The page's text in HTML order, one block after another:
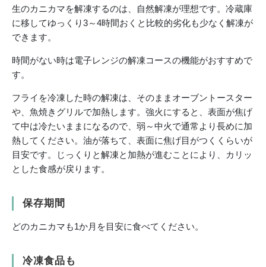
生のカニカマを解凍するのは、自然解凍が理想です。冷蔵庫
に移してゆっくり3～4時間おくと比較的劣化も少なく解凍が
できます。
時間がない時は電子レンジの解凍コースの機能がおすすめで
す。
フライを冷凍した時の解凍は、そのままオーブントースター
や、魚焼きグリルで加熱します。強火にすると、表面が焦げ
て中は冷たいままになるので、弱～中火で通常より長めに加
熱してください。油が落ちて、表面に焦げ目がつくくらいが
目安です。じっくりと解凍と加熱が進むことにより、カリッ
とした食感が戻ります。
保存期間
どのカニカマも1か月を目安に食べてください。
冷凍食品も